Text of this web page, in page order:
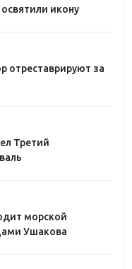
икону
отреставрируют за
Третий
морской
Ушакова